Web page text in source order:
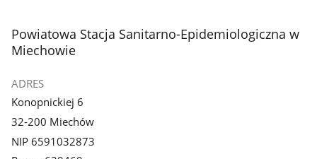
stopka
Powiatowa Stacja Sanitarno-Epidemiologiczna w
Miechowie
ADRES
Konopnickiej 6
32-200 Miechów
NIP 6591032873